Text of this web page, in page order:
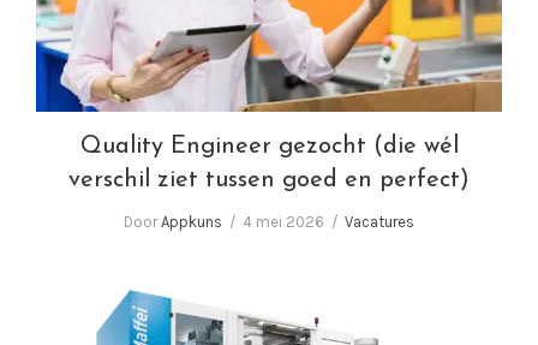
Quality Engineer gezocht (die wél
verschil ziet tussen goed en perfect)
DoorAppkuns 4 mei 2026 Vacatures